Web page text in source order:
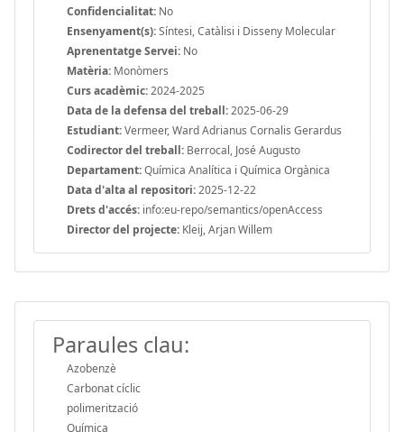
Confidencialitat: No
Ensenyament(s):Síntesi, Catàlisi i Disseny Molecular
Aprenentatge Servei: No
Matèria: Monòmers
Curs acadèmic:2024-2025
Data de la defensa del treball:2025-06-29
Estudiant:Vermeer, Ward Adrianus Cornalis Gerardus
Codirector del treball: Berrocal, José Augusto
Departament:Química Analítica i Química Orgànica
Data d'alta al repositori:2025-12-22
Drets d'accés: info:eu-repo/semantics/openAccess
Director del projecte: Kleij, Arjan Willem
Paraules clau:
Azobenzè
Carbonat cíclic
polimerització
Química